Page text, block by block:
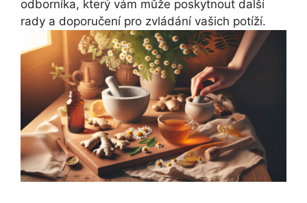
odborníka, který vám může poskytnout další
rady a doporučení pro zvládání vašich potíží.